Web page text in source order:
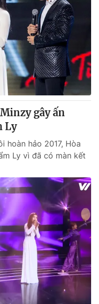
gây ấn
Ly
hoàn hảo 2017, Hòa
Ly vì đã có màn kết